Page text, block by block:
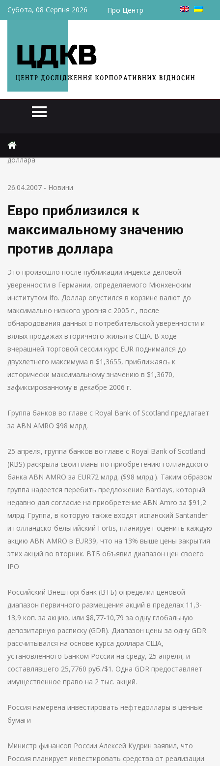
Субота, 08 Серпня 2026 Про Центр
Евро приблизился к максимальному значению против
доллара
26.04.2007 - Новини
Евро приблизился к
максимальному значению
против доллара
Это произошло после публикации индекса деловой
уверенности в Германии, определяемого Мюнхенским
институтом Ifo. Доллар опустился в корзине валют до
максимально низкого уровня с 2005 г., после
обнародования данных о потребительской уверенности и
вялых продажах вторичного жилья в США. В ходе
вчерашней торговой сессии курс EUR поднимался до
двухлетнего максимума в $1,3655, приближаясь к
исторически максимальному значению в $1,3670,
зафиксированному в декабре 2006 г.
Группа банков во главе с Royal Bank of Scotland предлагает
за ABN AMRO $98 млрд.
25 апреля, группа банков во главе с Royal Bank of Scotland
(RBS) раскрыла свои планы по приобретению голландского
банка ABN AMRO за EUR72 млрд. ($98 млрд.). Таким образом
группа надеется перебить предложение Barclays, который
недавно дал согласие на приобретение ABN Amro за $91,2
млрд. Группа, в которую также входят испанский Santander
и голландско-бельгийский Fortis, планирует оценить каждую
акцию ABN AMRO в EUR39, что на 13% выше цены закрытия
этих акций во вторник. ВТБ объявил диапазон цен своего
IPO
Российский Внешторгбанк (ВТБ) определил ценовой
диапазон первичного размещения акций в пределах 11,3-
13,9 коп. за акцию, или $8,77-10,79 за одну глобальную
депозитарную расписку (GDR). Диапазон цены за одну GDR
рассчитывался на основе курса доллара США,
установленного Банком России на среду, 25 апреля, и
составлявшего 25,7760 руб./$1. Одна GDR предоставляет
имущественное право на 2 тыс. акций.
Россия намерена инвестировать нефтедоллары в ценные
бумаги
Министр финансов России Алексей Кудрин заявил, что
Россия планирует инвестировать средства от реализации